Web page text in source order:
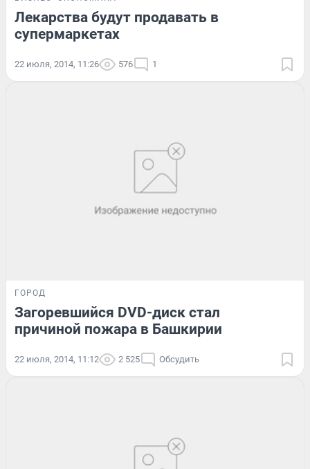
Лекарства будут продавать в
супермаркетах
22 июля, 2014, 11:26 576 1
ГОРОД
Загоревшийся DVD-диск стал
причиной пожара в Башкирии
22 июля, 2014, 11:12 2 525 Обсудить